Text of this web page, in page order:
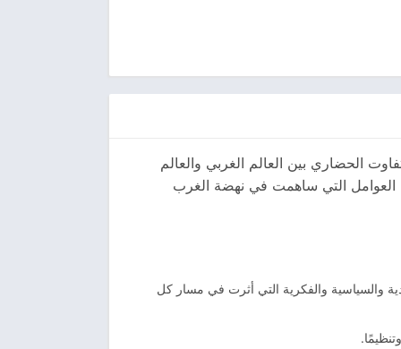
الحضاري بين العالم الغربي والعالم
العوامل التي ساهمت في نهضة الغرب
والسياسية والفكرية التي أثرت في مسار كل